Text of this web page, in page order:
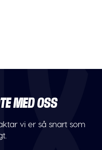
MED OSS
vi er så snart som